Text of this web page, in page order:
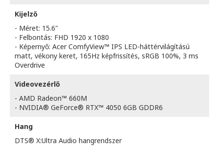
Kijelző
- Méret: 15.6"
- Felbontás: FHD 1920 x 1080
- Képernyő: Acer ComfyView™ IPS LED-háttérvilágítású
matt, vékony keret, 165Hz képfrissítés, sRGB 100%, 3 ms
Overdrive
Videovezérlő
- AMD Radeon™ 660M
- NVIDIA® GeForce® RTX™ 4050 6GB GDDR6
Hang
DTS® X:Ultra Audio hangrendszer